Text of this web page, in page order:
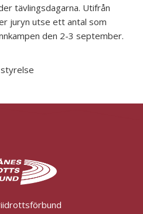
tävlingsdagarna. Utifrån
juryn utse ett antal som
den 2-3 september.